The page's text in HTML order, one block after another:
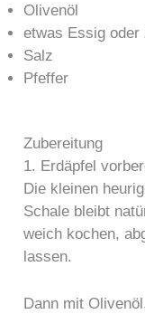
Olivenöl
etwas Essig oder
Salz
Pfeffer
Zubereitung
1. Erdäpfel
Die kleinen
Schale bleibt
weich kochen,
lassen.
Dann mit